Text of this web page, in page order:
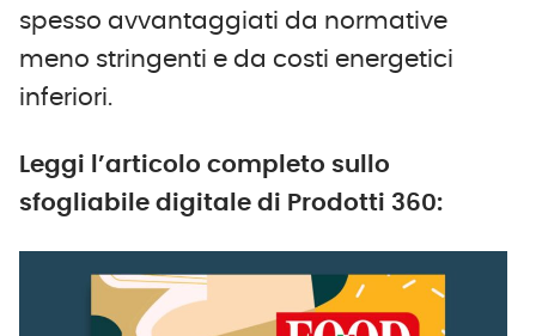
spesso avvantaggiati da normative
meno stringenti e da costi energetici
inferiori.
Leggi l’articolo completo sullo
sfogliabile digitale di Prodotti 360: